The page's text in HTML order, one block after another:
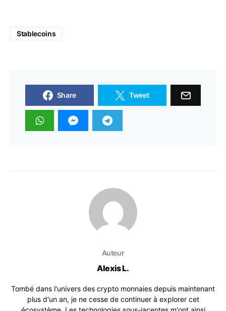
Stablecoins
Share Tweet
Auteur
Alexis L.
Tombé dans l'univers des crypto monnaies depuis maintenant
plus d'un an, je ne cesse de continuer à explorer cet